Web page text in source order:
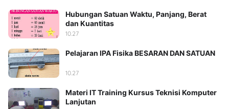
Hubungan Satuan Waktu, Panjang, Berat
dan Kuantitas
10.27
Pelajaran IPA Fisika BESARAN DAN SATUAN
10.27
Materi IT Training Kursus Teknisi Komputer
Lanjutan